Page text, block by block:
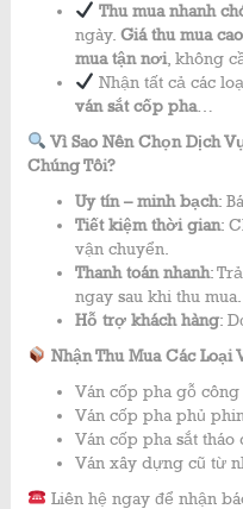
Thu mua nhanh
ngày. Giá thu mua cao
mua tận nơi, không
Nhận tất cả các
ván sắt cốp pha…
Vì Sao Nên Chọn Dịch
Chúng Tôi?
Uy tín – minh bạch:
Tiết kiệm thời gian:
vận chuyển.
Thanh toán nhanh:
ngay sau khi thu mua.
Hỗ trợ khách hàng:
Nhận Thu Mua Các Loại
Ván cốp pha gỗ
Ván cốp pha phủ
Ván cốp pha sắt
Ván xây dựng cũ từ
Liên hệ ngay để nhận